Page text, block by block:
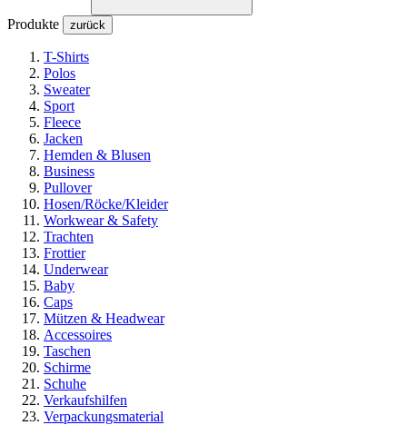
Produkte zurück
T-Shirts
Polos
Sweater
Sport
Fleece
Jacken
Hemden & Blusen
Business
Pullover
Hosen/Röcke/Kleider
Workwear & Safety
Trachten
Frottier
Underwear
Baby
Caps
Mützen & Headwear
Accessoires
Taschen
Schirme
Schuhe
Verkaufshilfen
Verpackungsmaterial